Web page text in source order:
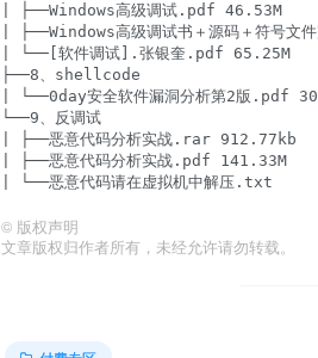
| ├──Windows高级调试.pdf 46.53M
| ├──Windows高级调试书＋源码＋符号
| └──[软件调试].张银奎.pdf 65.25M
├──8、shellcode
| └──0day安全软件漏洞分析第2版.pdf
└──9、反调试
| ├──恶意代码分析实战.rar 912.77kb
| ├──恶意代码分析实战.pdf 141.33M
© 版权声明
文章版权归作者所有，未经允许请勿转载。